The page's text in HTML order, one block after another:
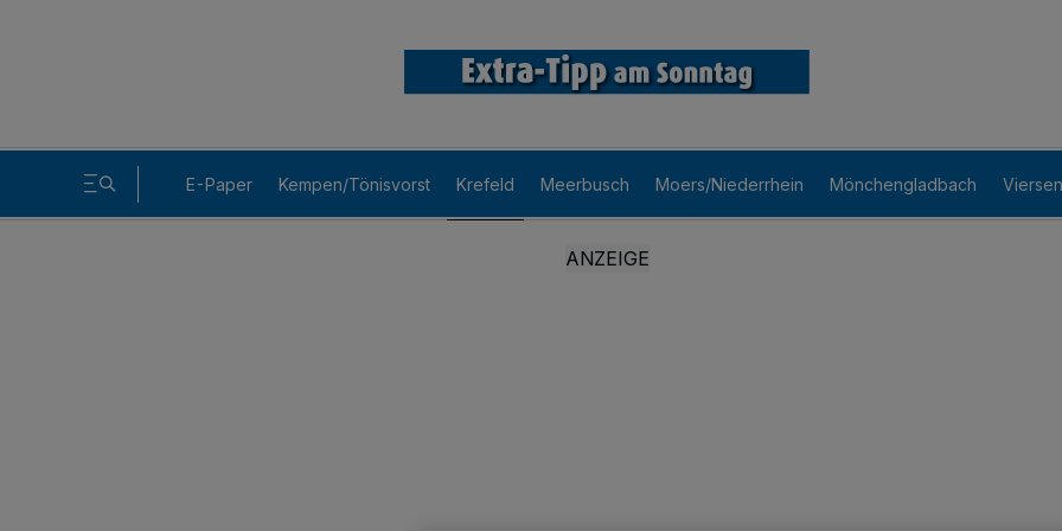
E-Paper Kempen/Tönisvorst Krefeld Meerbusch Moers/Niederrhein Mönchengladbach Viersen